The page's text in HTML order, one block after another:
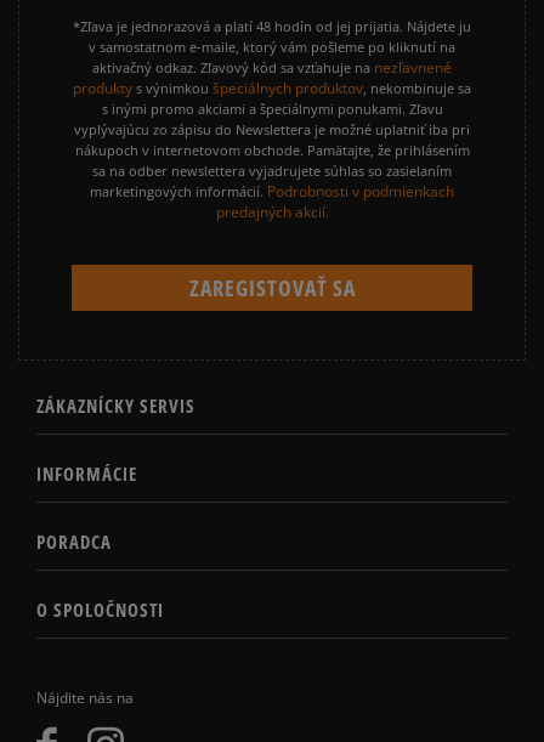
Nájdite nás na
*Zľava je jednorazová a platí 48 hodín od jej prijatia. Nájdete ju
v samostatnom e-maile, ktorý vám pošleme po kliknutí na
aktivačný odkaz. Zľavový kód sa vzťahuje na nezľavnené
produkty s výnimkou špeciálnych produktov, nekombinuje sa
s inými promo akciami a špeciálnymi ponukami. Zľavu
vyplývajúcu zo zápisu do Newslettera je možné uplatniť iba pri
nákupoch v internetovom obchode. Pamätajte, že prihlásením
sa na odber newslettera vyjadrujete súhlas so zasielaním
marketingových informácií. Podrobnosti v podmienkach
predajných akcií.
ZÁKAZNÍCKY SERVIS
INFORMÁCIE
PORADCA
O SPOLOČNOSTI